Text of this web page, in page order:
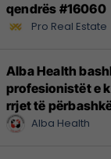
qendrës #16060
Pro Real Estate
Alba Health
profesionistët e
rrjet të
Alba Health